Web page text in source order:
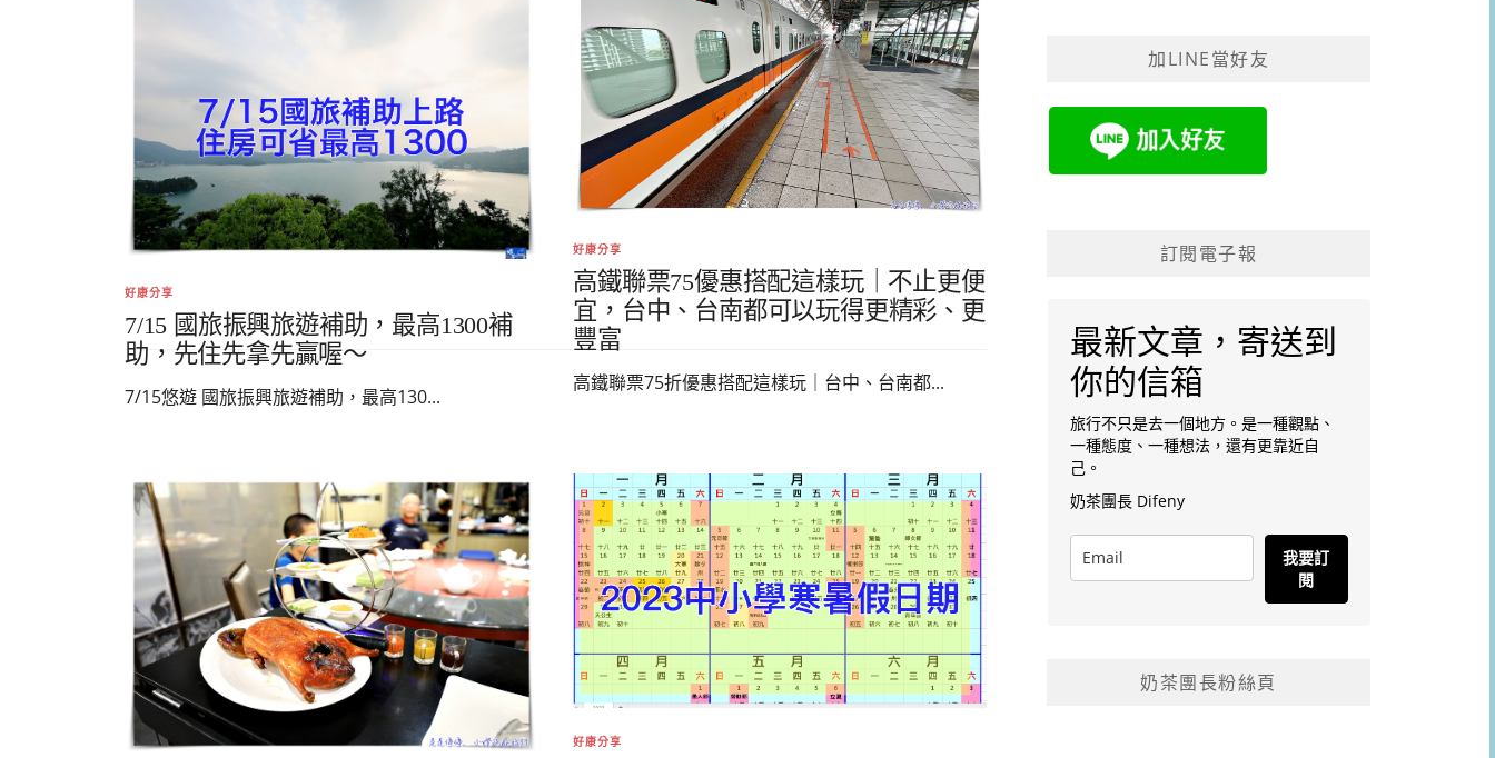
好康分享
7/15 國旅振興旅遊補助，最高1300補
助，先住先拿先贏喔～
7/15悠遊 國旅振興旅遊補助，最高130...
好康分享
高鐵聯票75優惠搭配這樣玩｜不止更便
宜，台中、台南都可以玩得更精彩、更
豐富
高鐵聯票75折優惠搭配這樣玩｜台中、台南都...
好康分享
加LINE當好友
訂閱電子報
最新文章，寄送到
你的信箱
旅行不只是去一個地方。是一種觀點、
一種態度、一種想法，還有更靠近自
己。
奶茶團長 Difeny
我要訂
閱
奶茶團長粉絲頁